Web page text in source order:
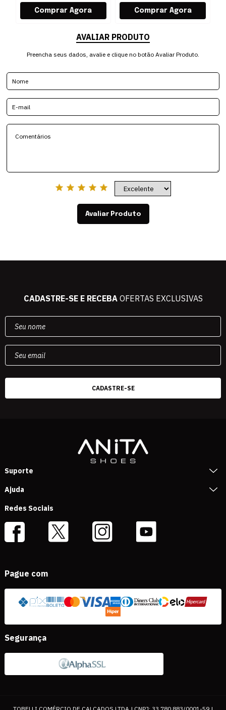
AVALIAR PRODUTO
Preencha seus dados, avalie e clique no botão Avaliar Produto.
Avaliar Produto
CADASTRE-SE E RECEBAOFERTAS EXCLUSIVAS
Suporte
Ajuda
Redes Sociais
Pague com
Segurança